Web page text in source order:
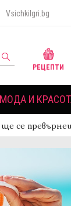
VsichkiIgri.bg
РЕЦЕПТИ
МОДА И
се